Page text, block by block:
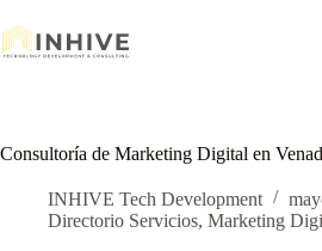
al
contenido
Consultoría de Marketing Digital en
INHIVE Tech Development
Directorio Servicios, Marketing